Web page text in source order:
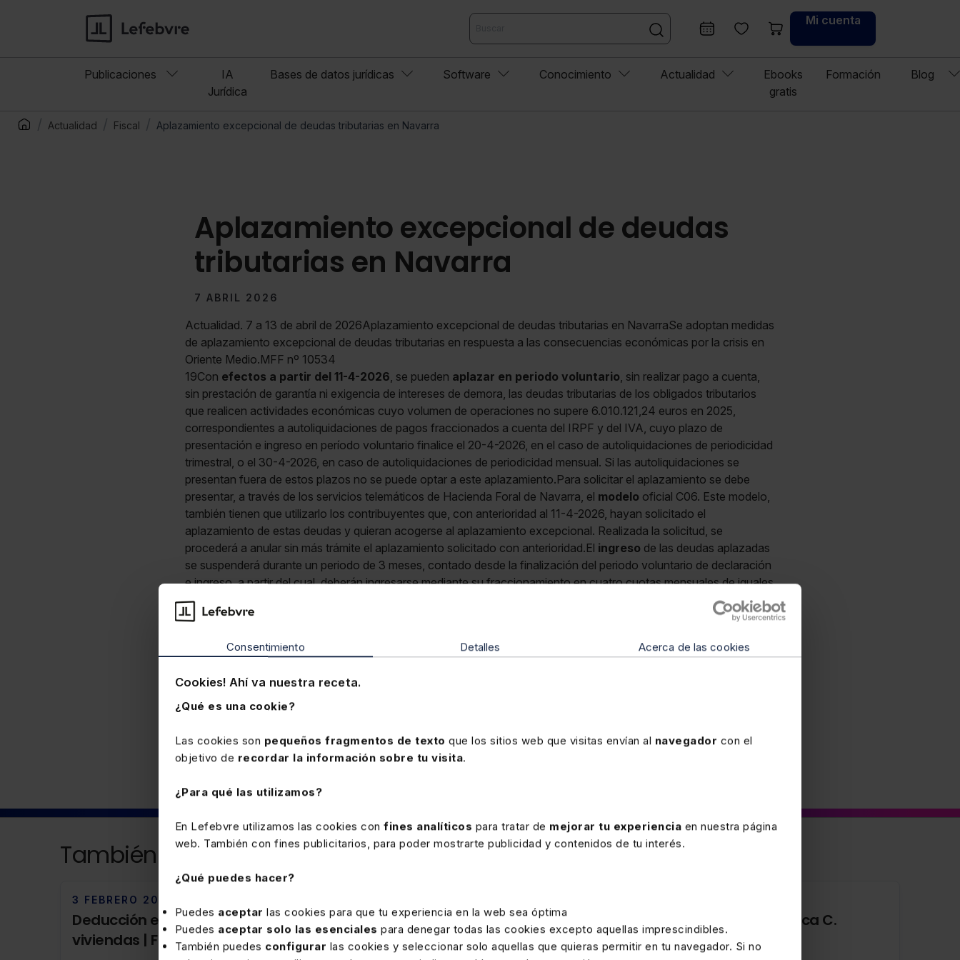
Consentimiento Detalles Acerca de las cookies
Cookies! Ahí va nuestra receta.
¿Qué es una cookie?
Las cookies son pequeños fragmentos de texto que los sitios web que visitas envían al navegador con el
objetivo de recordar la información sobre tu visita.
¿Para qué las utilizamos?
En Lefebvre utilizamos las cookies con fines analíticos para tratar de mejorar tu experiencia en nuestra página
web. También con fines publicitarios, para poder mostrarte publicidad y contenidos de tu interés.
¿Qué puedes hacer?
Puedes aceptar las cookies para que tu experiencia en la web sea óptima
Puedes aceptar solo las esenciales para denegar todas las cookies excepto aquellas imprescindibles.
También puedes configurar las cookies y seleccionar solo aquellas que quieras permitir en tu navegador. Si no
Mi cuenta
Publicaciones
IA
Jurídica
Bases de datos jurídicas Software Conocimiento Actualidad
Ebooks
gratis
Formación Blog
Actualidad Fiscal Aplazamiento excepcional de deudas tributarias en Navarra
Aplazamiento excepcional de deudas
tributarias en Navarra
7 ABRIL 2026
Actualidad. 7 a 13 de abril de 2026Aplazamiento excepcional de deudas tributarias en NavarraSe adoptan medidas
de aplazamiento excepcional de deudas tributarias en respuesta a las consecuencias económicas por la crisis en
Oriente Medio.MFF nº 10534
19Con efectos a partir del 11-4-2026, se pueden aplazar en periodo voluntario, sin realizar pago a cuenta,
sin prestación de garantía ni exigencia de intereses de demora, las deudas tributarias de los obligados tributarios
que realicen actividades económicas cuyo volumen de operaciones no supere 6.010.121,24 euros en 2025,
correspondientes a autoliquidaciones de pagos fraccionados a cuenta del IRPF y del IVA, cuyo plazo de
presentación e ingreso en período voluntario finalice el 20-4-2026, en el caso de autoliquidaciones de periodicidad
trimestral, o el 30-4-2026, en caso de autoliquidaciones de periodicidad mensual. Si las autoliquidaciones se
presentan fuera de estos plazos no se puede optar a este aplazamiento.Para solicitar el aplazamiento se debe
presentar, a través de los servicios telemáticos de Hacienda Foral de Navarra, el modelo oficial C06. Este modelo,
también tienen que utilizarlo los contribuyentes que, con anterioridad al 11-4-2026, hayan solicitado el
aplazamiento de estas deudas y quieran acogerse al aplazamiento excepcional. Realizada la solicitud, se
procederá a anular sin más trámite el aplazamiento solicitado con anterioridad.El ingreso de las deudas aplazadas
se suspenderá durante un periodo de 3 meses, contado desde la finalización del periodo voluntario de declaración
e ingreso, a partir del cual, deberán ingresarse mediante su fraccionamiento en cuatro cuotas mensuales de iguales
importes.En caso de
de los aplazamientos concedidos, se liquidarán intereses de demora desde
el día siguiente al de finalización del periodo voluntario de presentación e ingreso.OF Navarra 34/2026, BON 10-4-
También puede interesarte
3 FEBRERO 2026
Deducción eficiencia energética
viviendas | Feb 2026
Aprobación del Impuesto
Complementario en Gipuzkoa (RF
Presentación telemática C.
Valenciana: obligados